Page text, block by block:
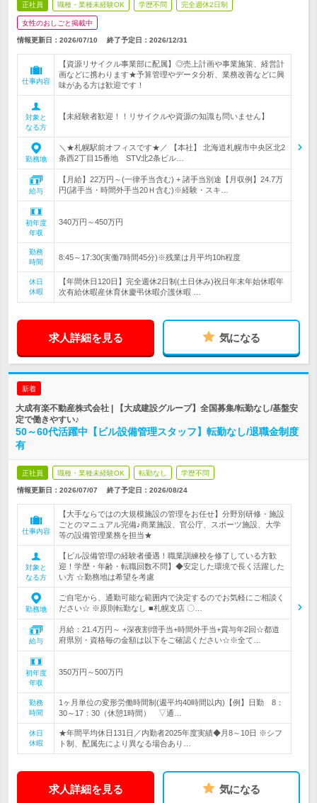
正社員 職種・業種未経験OK 学歴不問 完全週休2日制
女性のおしごと掲載中
情報更新日：2026/07/10 終了予定日： 2026/12/31
仕事内容
【資源リサイクル事業部に配属】◎売上計画や事業施策、経営計
画などに携わります★予算管理やデータ分析、業務改善などに興
味がある方は歓迎です！
対象と
なる方
【未経験者歓迎！！リサイクルや資源の知識も問いません】
勤務地
＼★札幌駅前オフィスです★／ 【本社】 北海道札幌市中央区北2
条西2丁目15番地 STV北2条ビル…
給与
【月給】22万円～(一律手当含む) + 諸手当別途【月収例】24.7万
円(諸手当・時間外手当20Ｈ含む)※経験・スキ…
初年度
年収
340万円～450万円
勤務
時間
8:45～17:30(実働7時間45分)※残業は月平均10h程度
休日
休暇
【年間休日120日】完全週休2日制(土日休み)祝日年末年始休暇年
次有給休暇産休育休慶弔休暇介護休暇 …
求人詳細を見る 気になる
新着
大成有楽不動産株式会社 | 【大成建設グループ】全国募集/転勤なし/基盤安
定で働きやすい♪
50～60代活躍中【ビル設備管理スタッフ】転勤なし/退職金制度
有
正社員 職種・業種未経験OK 転勤なし 学歴不問
情報更新日：2026/07/07 終了予定日： 2026/08/24
仕事内容
【大手ならではの大規模施設の管理をお任せ】分野別研修・施設
ごとのマニュアル完備♪商業施設、官公庁、スポーツ施設、大学
等の設備管理業務を担当★
対象と
なる方
【ビル設備管理の経験者優遇！職業訓練校を修了している方歓
迎！学歴・年齢・転職回数不問】◆安定した環境で長く活躍した
い方 ☆勤務地は希望を考慮
勤務地
ご自宅から、通勤可能な範囲内で決定するのでお気軽にご相談く
ださい☆ ※原則転勤なし ■札幌支店 〇…
給与
月給：21.4万円～ +深夜割増手当+時間外手当+賞与年2回☆都道
府県別・資格毎の金額は以下をご確認ください☆※全て…
初年度
年収
350万円～500万円
勤務
時間
1ヶ月単位の変形労働時間制(週平均40時間以内)【例】日勤 8：
30～17：30（休憩1時間） ▽通…
休日
休暇
★年間平均休日131日／内勤者2025年度実績◆月8～10日 ※シフ
ト制、配属先により異なる場合あり…
求人詳細を見る 気になる